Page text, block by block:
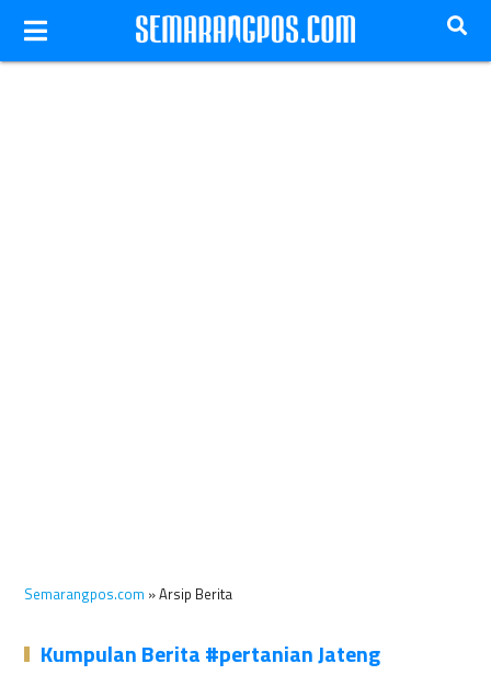
Semarangpos.com » Arsip Berita
Kumpulan Berita #pertanian Jateng